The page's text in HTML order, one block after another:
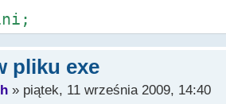
pliku exe
» piątek, 11 września 2009, 14:40